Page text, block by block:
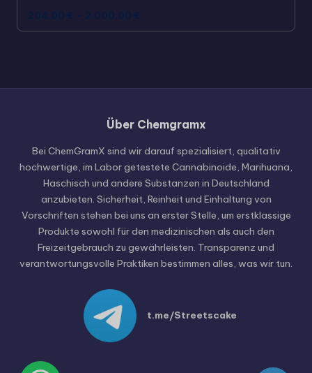
204,00 € – 2.000,00 €
Über Chemgramx
Bei ChemGramX sind wir darauf spezialisiert, qualitativ
hochwertige, im Labor getestete Cannabinoide, Marihuana,
Haschisch und andere Substanzen in Deutschland
anzubieten. Sicherheit, Reinheit und Einhaltung von
Vorschriften stehen bei uns an erster Stelle, um erstklassige
Produkte sowohl für den medizinischen als auch den
Freizeitgebrauch zu gewährleisten. Transparenz und
verantwortungsvolle Praktiken bestimmen alles, was wir tun.
t.me/Streetscake
Italian
German (Austria)
English (Canada)
English (United States)
Czech
Polish
Hungarian
Russian